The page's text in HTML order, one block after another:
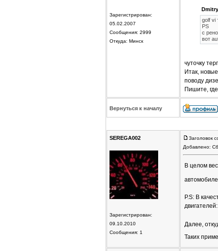
Зарегистрирован:
05.02.2007
Сообщения: 2999
Откуда: Минск
golf vi
PS
с
вот
чуточку
Итак,
поводу
Пишите,
Вернуться к началу
SEREGA002
Зарегистрирован:
09.10.2010
Сообщения: 1
Заголовок
Добавлено:
В целом
P.S: В
Далее,
Таких